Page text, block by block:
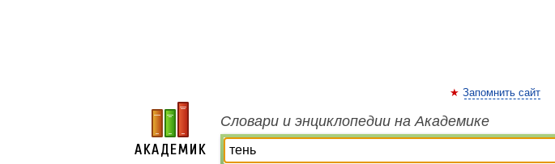
Запомнить сайт
Словари и энциклопедии на Академике